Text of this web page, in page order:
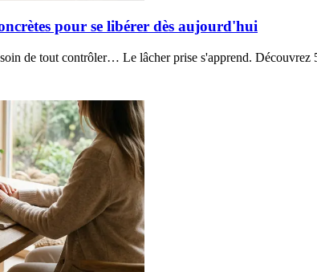
pour se libérer dès aujourd'hui
de tout contrôler… Le lâcher prise s'apprend.